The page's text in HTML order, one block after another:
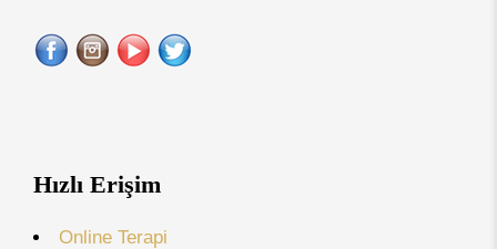
Hızlı Erişim
Online Terapi